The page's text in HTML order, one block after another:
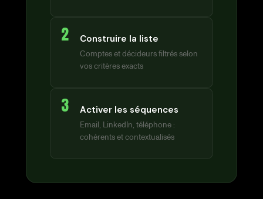
2 Construire la liste
Comptes et décideurs filtrés selon
vos critères exacts
3 Activer les séquences
Email, LinkedIn, téléphone :
cohérents et contextualisés